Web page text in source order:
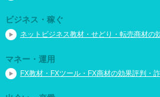
ビジネス・稼ぐ
ネットビジネス教材・せどり・転売商材の
マネー・運用
FX教材・FXツール・FX商材の効果評判・